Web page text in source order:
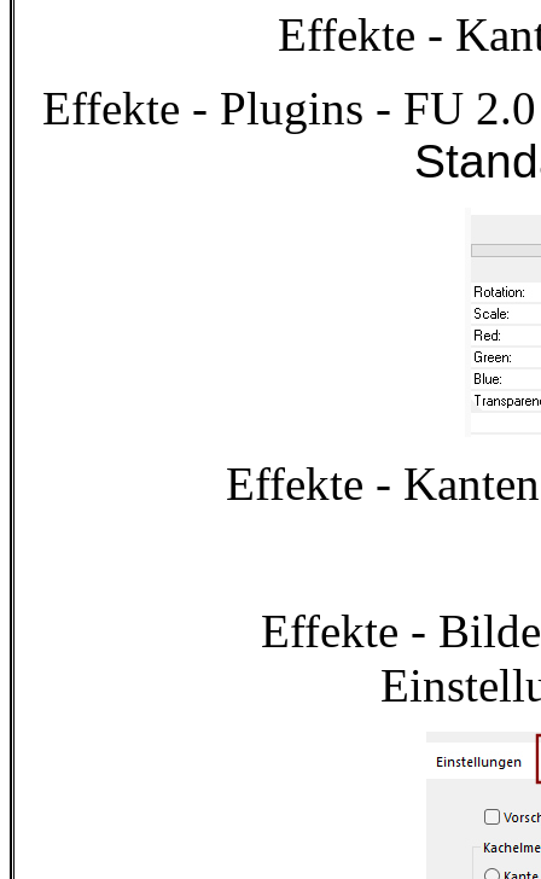
Effekte -
Effekte - Plugins - FU
Effekte -
Effekte -